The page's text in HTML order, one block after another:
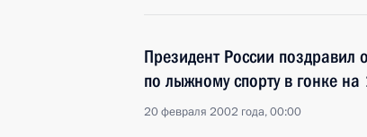
Президент России поздравил
по лыжному спорту в гонке
20 февраля 2002 года, 00:00